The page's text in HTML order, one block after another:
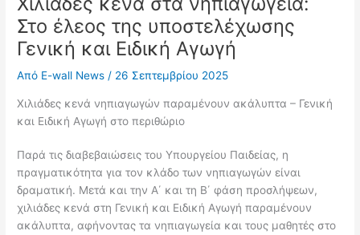
Στο έλεος της υποστελέχωσης
Γενική και Ειδική Αγωγή
Από E-wall News/ 26 Σεπτεμβρίου 2025
Χιλιάδες κενά νηπιαγωγών παραμένουν ακάλυπτα – Γενική
και Ειδική Αγωγή στο περιθώριο
Παρά τις διαβεβαιώσεις του Υπουργείου Παιδείας, η
πραγματικότητα για τον κλάδο των νηπιαγωγών είναι
δραματική. Μετά και την Α΄ και τη Β΄ φάση προσλήψεων,
χιλιάδες κενά στη Γενική και Ειδική Αγωγή παραμένουν
ακάλυπτα, αφήνοντας τα νηπιαγωγεία και τους μαθητές στο